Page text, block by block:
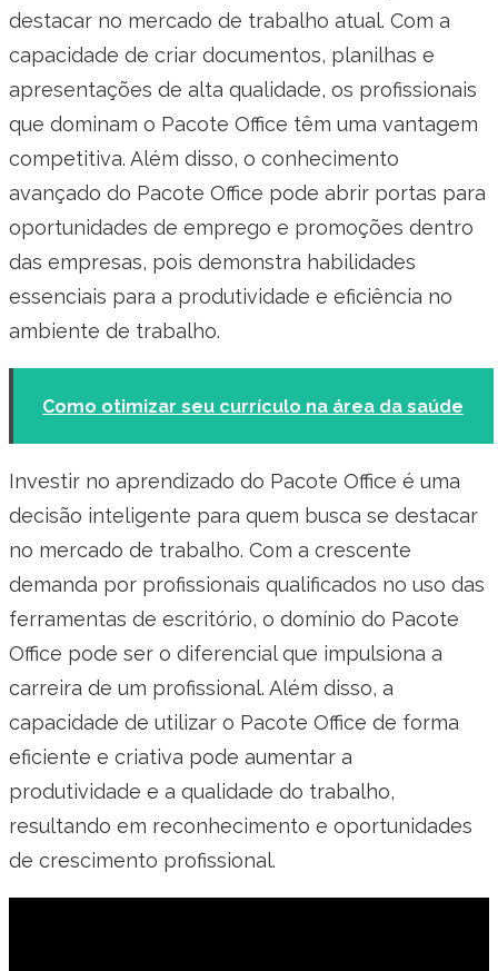
destacar no mercado de trabalho atual. Com a
capacidade de criar documentos, planilhas e
apresentações de alta qualidade, os profissionais
que dominam o Pacote Office têm uma vantagem
competitiva. Além disso, o conhecimento
avançado do Pacote Office pode abrir portas para
oportunidades de emprego e promoções dentro
das empresas, pois demonstra habilidades
essenciais para a produtividade e eficiência no
ambiente de trabalho.
Como otimizar seu currículo na área da saúde
Investir no aprendizado do Pacote Office é uma
decisão inteligente para quem busca se destacar
no mercado de trabalho. Com a crescente
demanda por profissionais qualificados no uso das
ferramentas de escritório, o domínio do Pacote
Office pode ser o diferencial que impulsiona a
carreira de um profissional. Além disso, a
capacidade de utilizar o Pacote Office de forma
eficiente e criativa pode aumentar a
produtividade e a qualidade do trabalho,
resultando em reconhecimento e oportunidades
de crescimento profissional.